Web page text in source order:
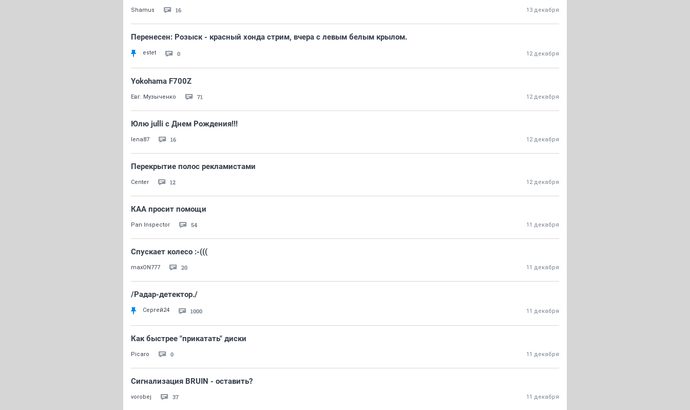
Shamus 16 13 декабря
Перенесен: Розыск - красный хонда стрим, вчера с левым белым крылом.
estet 0 12 декабря
Yokohama F700Z
Евг. Музыченко 71 12 декабря
Юлю julli с Днем Рождения!!!
lena87 16 12 декабря
Перекрытие полос рекламистами
Center 12 12 декабря
КАА просит помощи
Pan Inspector 54 11 декабря
Спускает колесо :-(((
maxON777 20 11 декабря
/Радар-детектор./
Сергей24 1000 11 декабря
Как быстрее "прикатать" диски
Picaro 0 11 декабря
Сигнализация BRUIN - оставить?
vorobej 37 11 декабря